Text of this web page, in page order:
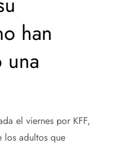
han
una
el viernes por KFF,
los adultos que